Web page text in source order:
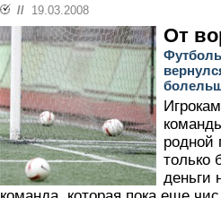
// 19.03.2008
От
родной
только
деньги